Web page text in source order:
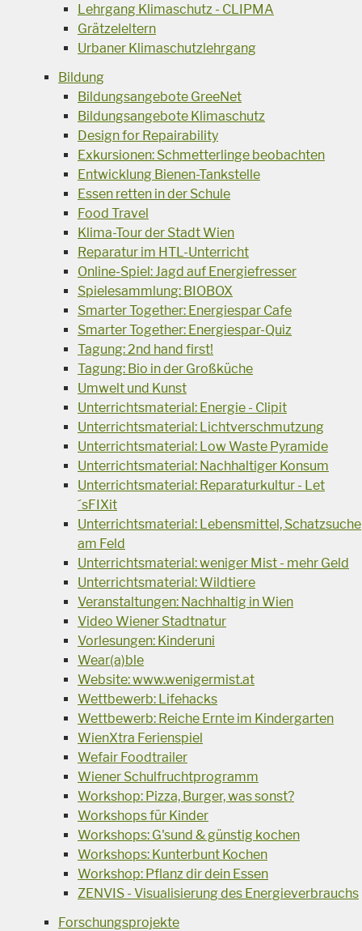
Lehrgang Klimaschutz - CLIPMA
Grätzeleltern
Urbaner Klimaschutzlehrgang
Bildung
Bildungsangebote GreeNet
Bildungsangebote Klimaschutz
Design for Repairability
Exkursionen: Schmetterlinge beobachten
Entwicklung Bienen-Tankstelle
Essen retten in der Schule
Food Travel
Klima-Tour der Stadt Wien
Reparatur im HTL-Unterricht
Online-Spiel: Jagd auf Energiefresser
Spielesammlung: BIOBOX
Smarter Together: Energiespar Cafe
Smarter Together: Energiespar-Quiz
Tagung: 2nd hand first!
Tagung: Bio in der Großküche
Umwelt und Kunst
Unterrichtsmaterial: Energie - Clipit
Unterrichtsmaterial: Lichtverschmutzung
Unterrichtsmaterial: Low Waste Pyramide
Unterrichtsmaterial: Nachhaltiger Konsum
Unterrichtsmaterial: Reparaturkultur - Let
´sFIXit
Unterrichtsmaterial: Lebensmittel, Schatzsuche
am Feld
Unterrichtsmaterial: weniger Mist - mehr Geld
Unterrichtsmaterial: Wildtiere
Veranstaltungen: Nachhaltig in Wien
Video Wiener Stadtnatur
Vorlesungen: Kinderuni
Wear(a)ble
Website: www.wenigermist.at
Wettbewerb: Lifehacks
Wettbewerb: Reiche Ernte im Kindergarten
WienXtra Ferienspiel
Wefair Foodtrailer
Wiener Schulfruchtprogramm
Workshop: Pizza, Burger, was sonst?
Workshops für Kinder
Workshops: G'sund & günstig kochen
Workshops: Kunterbunt Kochen
Workshop: Pflanz dir dein Essen
ZENVIS - Visualisierung des Energieverbrauchs
Forschungsprojekte